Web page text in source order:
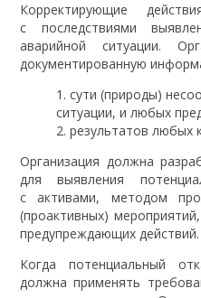
Корректирующие
с последствиями
аварийной ситуации.
документированную
сути (природы)
ситуации, и любых
результатов любых
Организация должна
для выявления
с активами, методом
(проактивных)
предупреждающих действий.
Когда потенциальный
должна применять